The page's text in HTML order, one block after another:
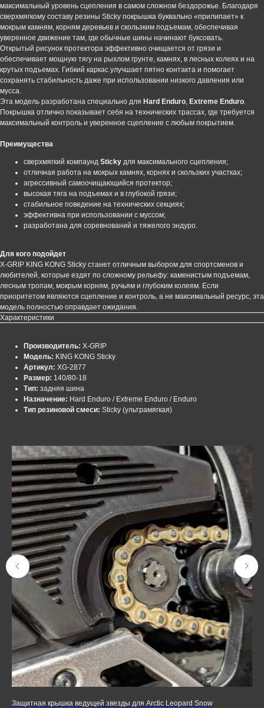
максимальный уровень сцепления в самом сложном бездорожье. Благодаря
сверхмягкому составу резины Sticky покрышка буквально «прилипает» к
мокрым камням, корням деревьев и скользким подъемам, обеспечивая
уверенное движение там, где обычные шины начинают буксовать.
Открытый рисунок протектора эффективно очищается от грязи и
обеспечивает мощную тягу на рыхлом грунте, камнях, в лесных колеях и на
крутых подъемах. Гибкий каркас улучшает пятно контакта и помогает
сохранять стабильность даже при использовании низкого давления или
мусса.
Эта модель разработана специально для Hard Enduro Extreme Enduro
Покрышка отлично показывает себя на технических трассах, где требуется
максимальный контроль и уверенное сцепление с любым покрытием.
Преимущества
сверхмягкий компаунд Sticky для максимального сцепления;
отличная работа на мокрых камнях, корнях и скользких участках;
агрессивный самоочищающийся протектор;
высокая тяга на подъемах и в глубокой грязи;
стабильное поведение на технических секциях;
эффективна при использовании с муссом;
разработана для соревнований и тяжелого эндуро.
Для кого подойдет
X-GRIP KING KONG Sticky станет отличным выбором для спортсменов и
любителей, которые ездят по сложному рельефу: каменистым подъемам,
лесным тропам, мокрым корням, ручьям и глубоким колеям. Если
приоритетом являются сцепление и контроль, а не максимальный ресурс, эта
модель полностью оправдает ожидания.
Характеристики
Производитель: X-GRIP
Модель: KING KONG Sticky
Артикул: XG-2877
Размер: 140/80-18
Тип: задняя шина
Назначение: Hard Enduro / Extreme Enduro / Enduro
Тип резиновой смеси: Sticky (ультрамягкая)
Защитная крышка ведущей звезды для Arctic Leopard Snow